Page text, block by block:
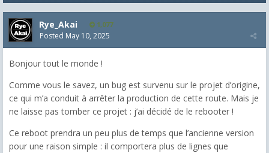
Rye_Akai 1,077
Posted May 10, 2025
Bonjour tout le monde !
Comme vous le savez, un bug est survenu sur le projet d’origine,
ce qui m’a conduit à arrêter la production de cette route. Mais je
ne laisse pas tomber ce projet : j’ai décidé de le rebooter !
Ce reboot prendra un peu plus de temps que l’ancienne version
pour une raison simple : il comportera plus de lignes que